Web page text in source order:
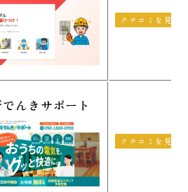
クチコミを見る
んきサポート
クチコミを見る